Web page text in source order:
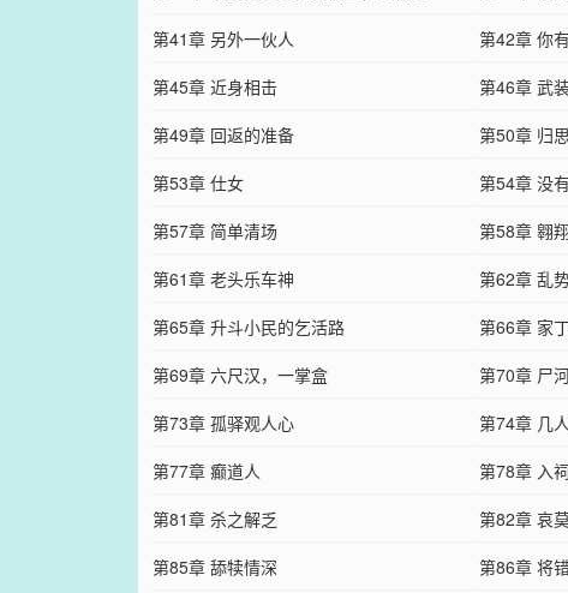
第41章 另外一伙人
第42章 你
第45章 近身相击
第46章 武
第49章 回返的准备
第50章 归思
第53章 仕女
第54章 没
第57章 简单清场
第58章 翱
第61章 老头乐车神
第62章 乱
第65章 升斗小民的乞活路
第66章 家
第69章 六尺汉，一掌盒
第70章 尸
第73章 孤驿观人心
第74章 几
第77章 癫道人
第78章 入祠
第81章 杀之解乏
第82章 哀
第85章 舔犊情深
第86章 将